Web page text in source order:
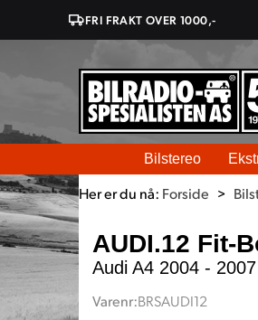
FRI FRAKT OVER 1000,-
Bilstereo
Her er du nå: Forside >
AUDI.12 Fit-
Audi A4 2004 -
Varenr:BRSAUDI12